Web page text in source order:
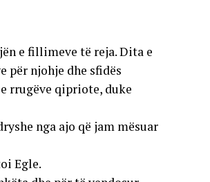
e fillimeve të reja. Dita e
për njohje dhe sfidës
rrugëve qipriote, duke
nga ajo që jam mësuar
Egle.